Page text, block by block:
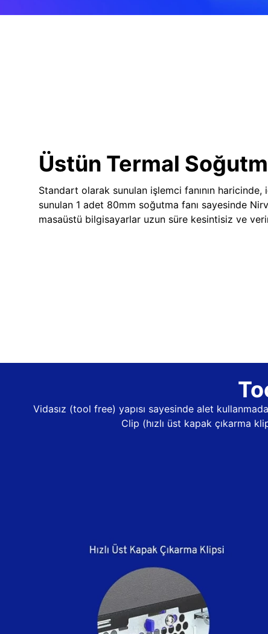
Üstün Termal
Standart olarak sunulan işlemci fanının haricinde,
sunulan 1 adet 80mm soğutma fanı sayesinde
masaüstü bilgisayarlar uzun süre kesintisiz ve
Vidasız (tool free) yapısı sayesinde alet
Clip (hızlı üst kapak çıkarma